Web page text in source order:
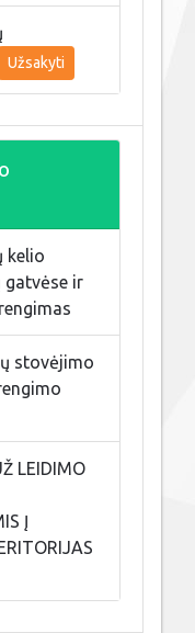
Užsakyti
kelio
gatvėse ir
stovėjimo
LEIDIMO
Į